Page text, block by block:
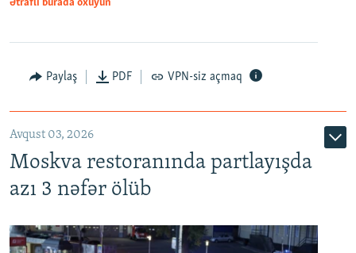
Ətraflı burada oxuyun
Paylaş PDF VPN-siz açmaq
Avqust 03, 2026
Moskva restoranında partlayışda
azı 3 nəfər ölüb